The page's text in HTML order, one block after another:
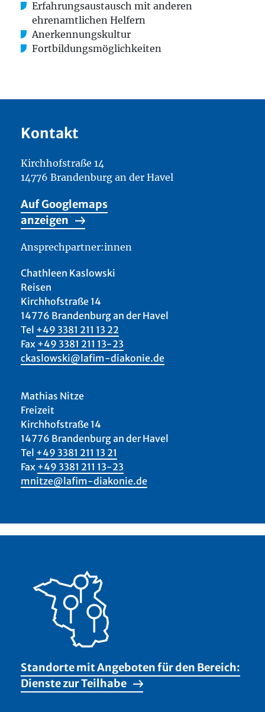
Erfahrungsaustausch mit anderen
ehrenamtlichen Helfern
Anerkennungskultur
Fortbildungsmöglichkeiten
Kontakt
Kirchhofstraße 14
14776 Brandenburg an der Havel
Auf Googlemaps
anzeigen
Ansprechpartner:innen
Chathleen Kaslowski
Reisen
Kirchhofstraße 14
14776 Brandenburg an der Havel
Tel +49 3381 211 13 22
Fax +49 3381 211 13-23
ckaslowski@lafim-diakonie.de
Mathias Nitze
Freizeit
Kirchhofstraße 14
14776 Brandenburg an der Havel
Tel +49 3381 211 13 21
Fax +49 3381 211 13-23
mnitze@lafim-diakonie.de
Standorte mit Angeboten für den Bereich:
Dienste zur Teilhabe